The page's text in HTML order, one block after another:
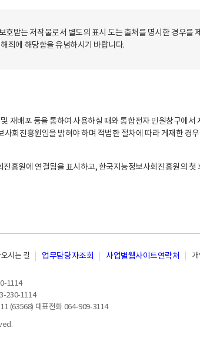
받는 저작물로서 별도의 표시 도는 출처를 명시한 경우
죄에 해당함을 유념하시기 바랍니다.
재배포 등을 통하여 사용하실 때와 통합전자 민원창구에
회진흥원임을 밝혀야 하며 적법한 절차에 따라 게재한 경
흥원에 연결됨을 표시하고, 한국지능정보사회진흥원의
시는 길 업무담당자조회 사업별웹사이트연락처
1114
230-1114
(63568) 대표전화 064-909-3114